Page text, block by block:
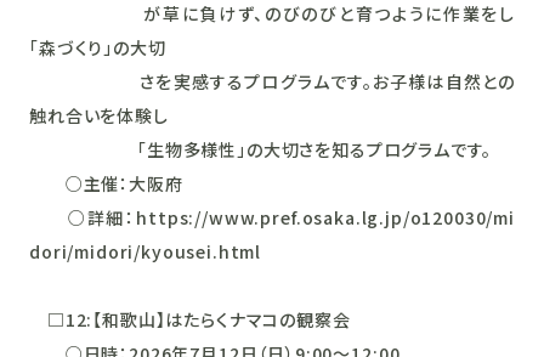
が草に負けず、のびのびと育つように作業をし
「森づくり」の大切
さを実感するプログラムです。お子様は自然との
触れ合いを体験し
「生物多様性」の大切さを知るプログラムです。
○主催：大阪府
○詳細：https://www.pref.osaka.lg.jp/o120030/mi
dori/midori/kyousei.html
□12:【和歌山】はたらくナマコの観察会